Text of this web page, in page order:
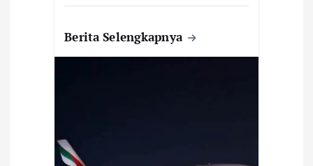
Berita Selengkapnya